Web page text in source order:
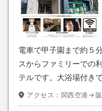
電車で甲子園まで約５
スからファミリーでの
テルです。大浴場付き
アクセス： 関西空港→